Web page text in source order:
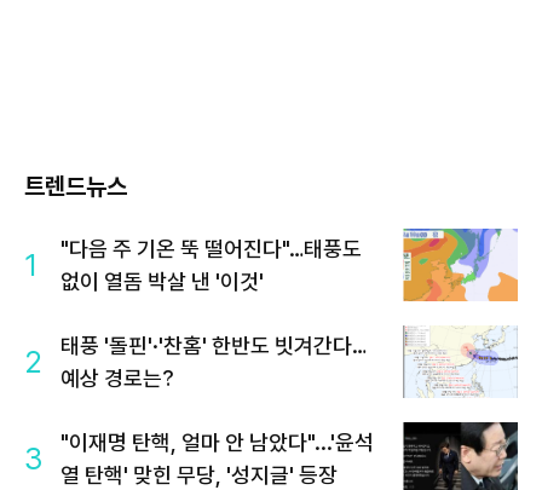
트렌드뉴스
1
"다음 주 기온 뚝 떨어진다"…태풍도
없이 열돔 박살 낸 '이것'
2
태풍 '돌핀'·'찬홈' 한반도 빗겨간다…
예상 경로는?
3
"이재명 탄핵, 얼마 안 남았다"...'윤석
열 탄핵' 맞힌 무당, '성지글' 등장